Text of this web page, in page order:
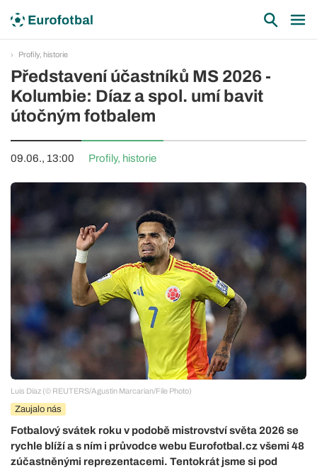
Profily, historie
Představení účastníků MS 2026 -
Kolumbie: Díaz a spol. umí bavit
útočným fotbalem
09.06., 13:00 Profily, historie
Luis Díaz (© REUTERS/Agustin Marcarian/File Photo)
Zaujalo nás
Fotbalový svátek roku v podobě mistrovství světa 2026 se
rychle blíží a s ním i průvodce webu Eurofotbal.cz všemi 48
zúčastněnými reprezentacemi. Tentokrát jsme si pod